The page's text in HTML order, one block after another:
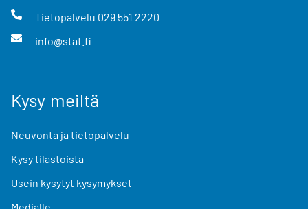
Tietopalvelu 029 551 2220
info@stat.fi
Kysy meiltä
Neuvonta ja tietopalvelu
Kysy tilastoista
Usein kysytyt kysymykset